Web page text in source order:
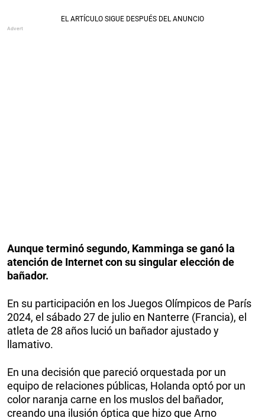
Aunque terminó segundo, Kamminga se ganó la
atención de Internet con su singular elección de
bañador.
En su participación en los Juegos Olímpicos de París
2024, el sábado 27 de julio en Nanterre (Francia), el
atleta de 28 años lució un bañador ajustado y
llamativo.
En una decisión que pareció orquestada por un
equipo de relaciones públicas, Holanda optó por un
color naranja carne en los muslos del bañador,
creando una ilusión óptica que hizo que Arno